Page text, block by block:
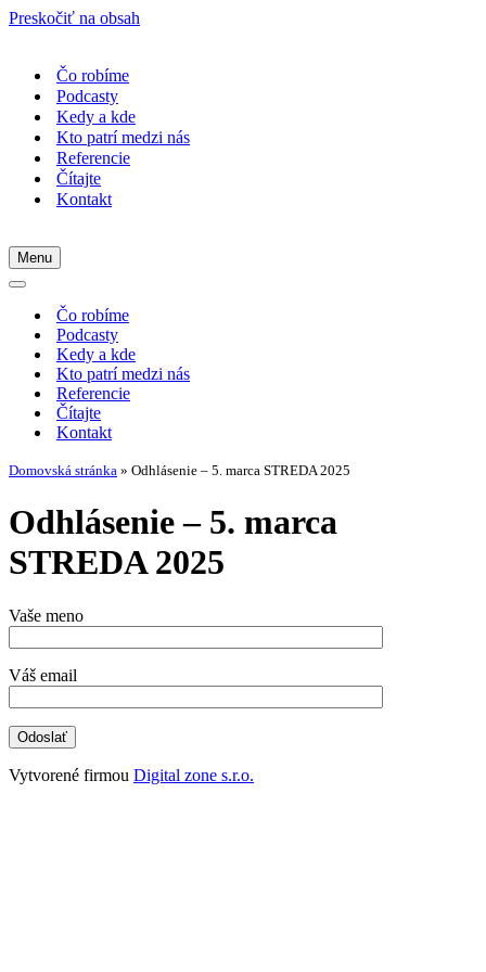
Preskočiť na obsah
Čo robíme
Podcasty
Kedy a kde
Kto patrí medzi nás
Referencie
Čítajte
Kontakt
Menu
Menu
Menu
navigácieČo robíme
Podcasty
Kedy a kde
Kto patrí medzi nás
Referencie
Čítajte
Kontakt
Domovská stránka » Odhlásenie – 5. marca STREDA 2025
Odhlásenie – 5. marca
STREDA 2025
Vaše meno
Váš email
Vytvorené firmou Digital zone s.r.o.